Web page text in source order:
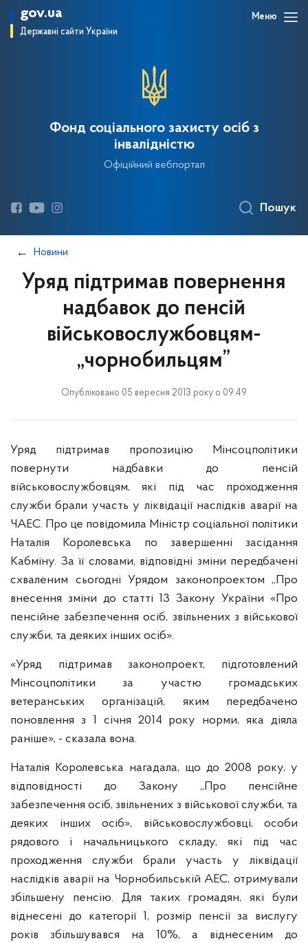
gov.ua
Державні сайти України
Меню
Фонд соціального захисту осіб з
інвалідністю
Офіційний вебпортал
Пошук
Новини
Уряд підтримав повернення
надбавок до пенсій
військовослужбовцям-
„чорнобильцям”
Опубліковано 05 вересня 2013 року о 09:49
Уряд підтримав пропозицію Мінсоцполітики
повернути надбавки до пенсій
військовослужбовцям, які під час проходження
служби брали участь у ліквідації наслідків аварії на
ЧАЕС. Про це повідомила Міністр соціальної політики
Наталія Королевська по завершенні засідання
Кабміну. За її словами, відповідні зміни передбачені
схваленим сьогодні Урядом законопроектом „Про
внесення зміни до статті 13 Закону України «Про
пенсійне забезпечення осіб, звільнених з військової
служби, та деяких інших осіб».
«Уряд підтримав законопроект, підготовлений
Мінсоцполітики за участю громадських
ветеранських організацій, яким передбачено
поновлення з 1 січня 2014 року норми, яка діяла
раніше», - сказала вона.
Наталія Королевська нагадала, що до 2008 року, у
відповідності до Закону „Про пенсійне
забезпечення осіб, звільнених з військової служби, та
деяких інших осіб», військовослужбовці, особи
рядового і начальницького складу, які під час
проходження служби брали участь у ліквідації
наслідків аварії на Чорнобильській АЕС, отримували
збільшену пенсію. Для таких громадян, які були
віднесені до категорії 1, розмір пенсії за вислугу
років збільшувався на 10%, а віднесеним до